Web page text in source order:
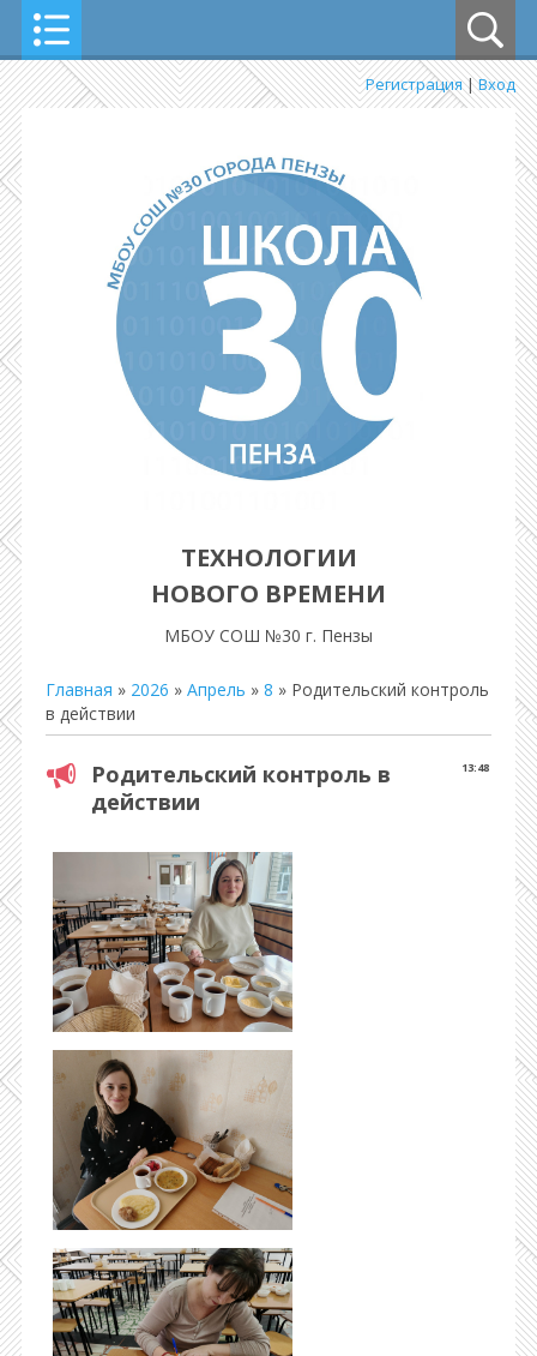
Регистрация|Вход
ТЕХНОЛОГИИ
НОВОГО ВРЕМЕНИ
МБОУ СОШ №30 г. Пензы
Главная » 2026 » Апрель » 8 » Родительский контроль
в действии
13:48
Родительский контроль в
действии